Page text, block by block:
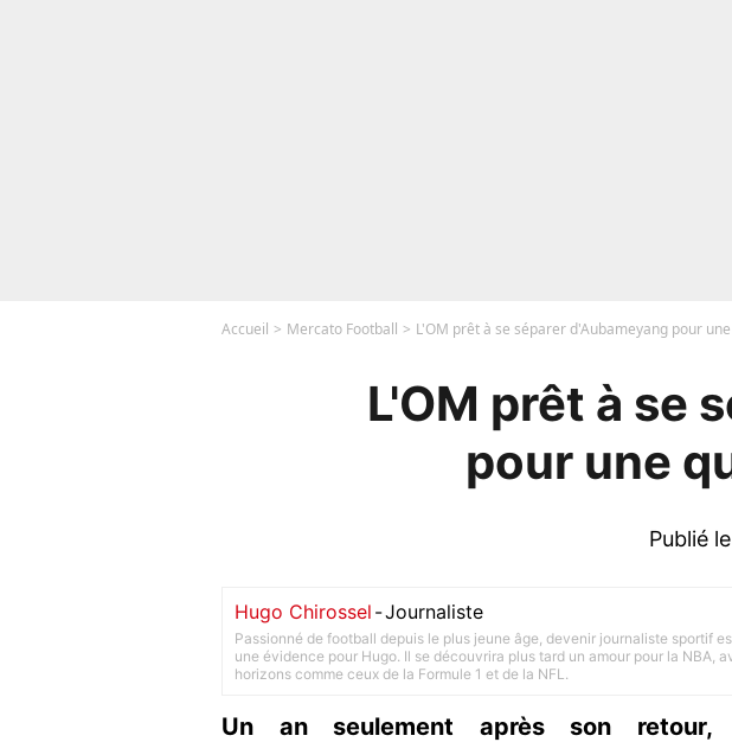
Accueil Mercato Football L'OM prêt à se séparer d'Aubameyang pour
L'OM prêt à se
pour une
Publié
Hugo Chirossel -Journaliste
Passionné de football depuis le plus jeune âge, devenir journaliste sportif
une évidence pour Hugo. Il se découvrira plus tard un amour pour la NBA,
horizons comme ceux de la Formule 1 et de la NFL.
Un an seulement après son retour,